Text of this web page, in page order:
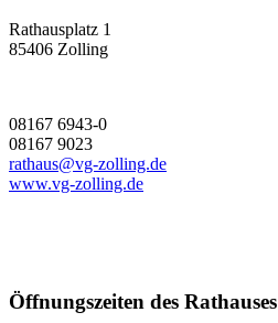
Rathausplatz 1
85406 Zolling
08167 6943-0
08167 9023
rathaus@vg-zolling.de
www.vg-zolling.de
Öffnungszeiten des